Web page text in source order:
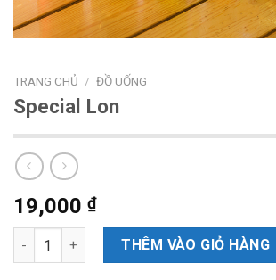
TRANG CHỦ / ĐỒ UỐNG
Special Lon
19,000 ₫
Số lượng THÊM VÀO GIỎ HÀNG